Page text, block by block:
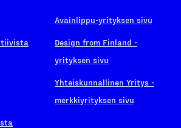
Avainlippu-yrityksen sivu
Design from Finland -
yrityksen sivu
Yhteiskunnallinen Yritys -
merkkiyrityksen sivu